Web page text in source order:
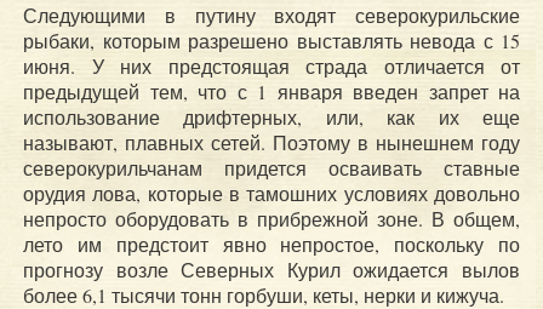
Следующими в путину входят северокурильские
рыбаки, которым разрешено выставлять невода с 15
июня. У них предстоящая страда отличается от
предыдущей тем, что с 1 января введен запрет на
использование дрифтерных, или, как их еще
называют, плавных сетей. Поэтому в нынешнем году
северокурильчанам придется осваивать ставные
орудия лова, которые в тамошних условиях довольно
непросто оборудовать в прибрежной зоне. В общем,
лето им предстоит явно непростое, поскольку по
прогнозу возле Северных Курил ожидается вылов
более 6,1 тысячи тонн горбуши, кеты, нерки и кижуча.